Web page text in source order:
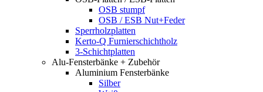
OSB stumpf
OSB / ESB Nut+Feder
Sperrholzplatten
Kerto-Q Furnierschichtholz
3-Schichtplatten
Alu-Fensterbänke + Zubehör
Aluminium Fensterbänke
Silber